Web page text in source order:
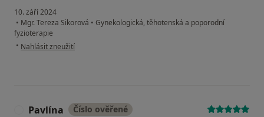
10. září 2024
• Mgr. Tereza Sikorová • Gynekologická, těhotenská a poporodní
fyzioterapie
• podle názoru uživatele Nicol
Nahlásit zneužití
Pavlína Číslo ověřené